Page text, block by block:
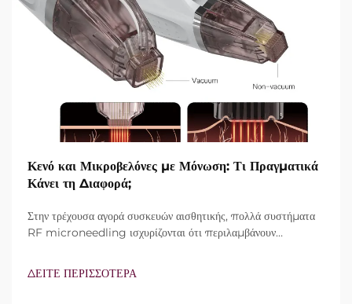
Κενό και Μικροβελόνες με Μόνωση: Τι Πραγματικά
Κάνει τη Διαφορά;
Στην τρέχουσα αγορά συσκευών αισθητικής, πολλά συστήματα
RF microneedling ισχυρίζονται ότι περιλαμβάνουν
χαρακτηριστικά υπάρχουν, αλλά πώς λειτουργούν ακριβώς κατά
ΔΕΙΤΕ ΠΕΡΙΣΣΟΤΕΡΑ